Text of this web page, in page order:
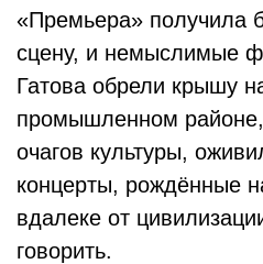
«Премьера» получила
сцену, и немыслимые
Гатова обрели крышу
промышленном
очагов культуры,
концерты, рождённые
вдалеке от
говорить.